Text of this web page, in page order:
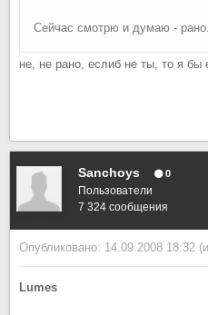
Сейчас смотрю и думаю - рано.
не, не рано, еслиб не ты, то я бы
Sanchoys 0
Пользователи
7 324 сообщения
Опубликовано: 14.09.2008 18:32
Lumes